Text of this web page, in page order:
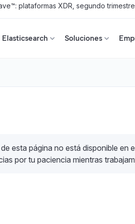
plataformas XDR, segundo
Elasticsearch Soluciones
esta página no está disponible en
por tu paciencia mientras